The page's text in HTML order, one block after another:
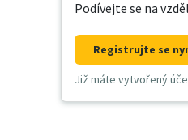
Podívejte se na
Registrujte se
Již máte vytvořený